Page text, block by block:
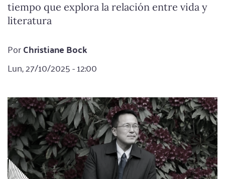
tiempo que explora la relación entre vida y
literatura
PorChristiane Bock
Lun, 27/10/2025 - 12:00